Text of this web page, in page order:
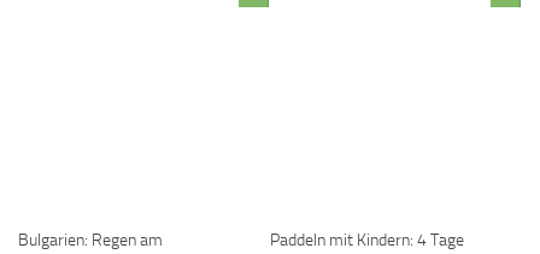
Bulgarien: Regen am
Paddeln mit Kindern: 4 Tage